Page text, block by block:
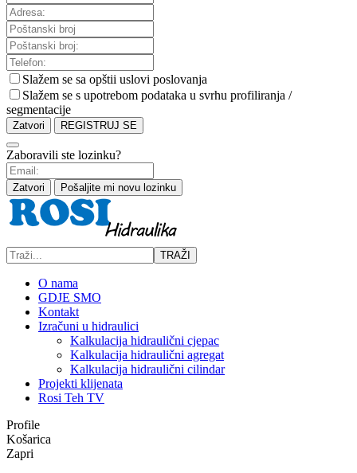
Slažem se sa opštii uslovi poslovanja
Slažem se s upotrebom podataka u svrhu profiliranja /
segmentacije
Zatvori REGISTRUJ SE
Zaboravili ste lozinku?
Zatvori Pošaljite mi novu lozinku
TRAŽI
O nama
GDJE SMO
Kontakt
Izračuni u hidraulici
Kalkulacija hidraulični cjepac
Kalkulacija hidraulični agregat
Kalkulacija hidraulični cilindar
Projekti klijenata
Rosi Teh TV
Profile
Košarica
Zapri